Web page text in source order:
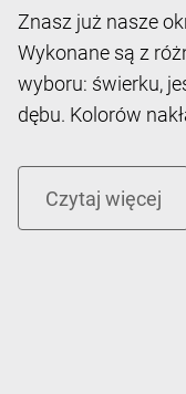
Znasz już nasze
Wykonane są z
wyboru: świerku,
dębu. Kolorów